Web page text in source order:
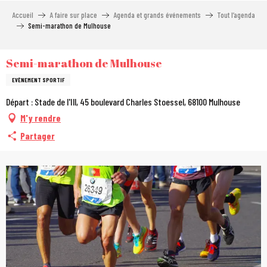
Accueil A faire sur place Agenda et grands événements
Tout l’agenda
Semi-marathon de Mulhouse
Semi-marathon de Mulhouse
EVÈNEMENT SPORTIF
Départ : Stade de l'Ill, 45 boulevard Charles Stoessel, 68100 Mulhouse
M'y rendre
Partager